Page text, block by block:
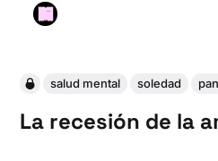
salud mental soledad
La recesión de la